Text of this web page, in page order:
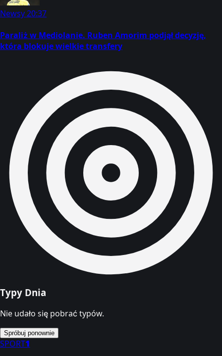
Newsy20:37
Paraliż w Mediolanie. Ruben Amorim podjął decyzję,
która blokuje wielkie transfery
Typy Dnia
Nie udało się pobrać typów.
Spróbuj ponownie
SPORT1